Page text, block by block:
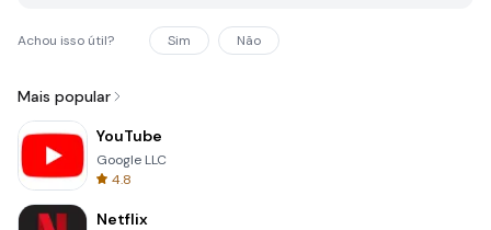
Achou isso útil? Sim Não
Mais popular
YouTube
Google LLC
4.8
Netflix